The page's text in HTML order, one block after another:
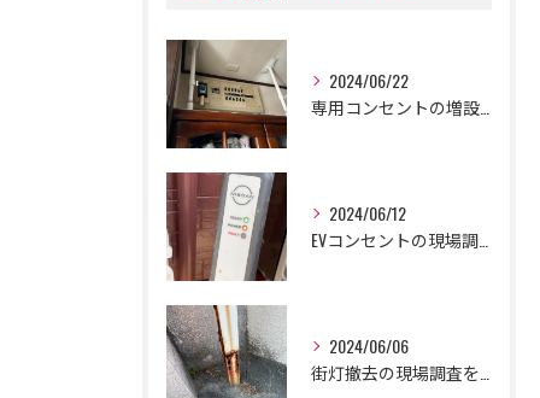
2024/06/22
2024/06/12
2024/06/06